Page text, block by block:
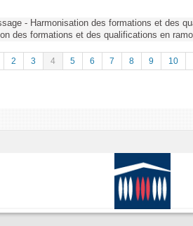
- Harmonisation des formations et des
des formations et des qualifications en
2 3 4 5 6 7 8 9 10